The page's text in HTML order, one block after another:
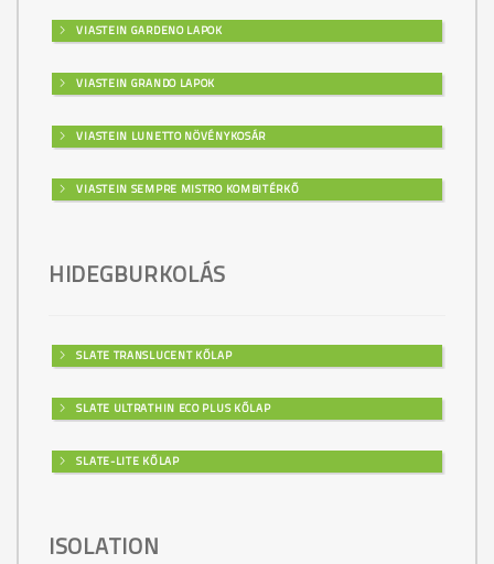
VIASTEIN GARDENO LAPOK
VIASTEIN GRANDO LAPOK
VIASTEIN LUNETTO NÖVÉNYKOSÁR
VIASTEIN SEMPRE MISTRO KOMBITÉRKŐ
HIDEGBURKOLÁS
SLATE TRANSLUCENT KŐLAP
SLATE ULTRATHIN ECO PLUS KŐLAP
SLATE-LITE KŐLAP
ISOLATION